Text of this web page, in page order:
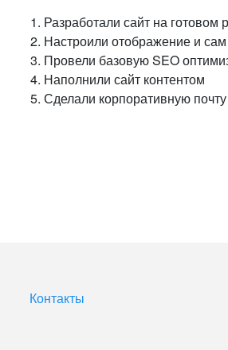
Разработали сайт на готовом
Настроили отображение и
Провели базовую SEO
Наполнили сайт контентом
Сделали корпоративную почту
Контакты